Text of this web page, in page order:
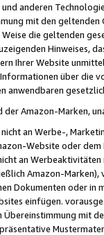
anderen
mit den
die geltenden
Hinweises,
Ihrer Website
über die
anwendbaren
Amazon-Marken,
nicht an Werbe-,
Website oder
an
Amazon-
Dokumenten oder in
einfügen.
mit